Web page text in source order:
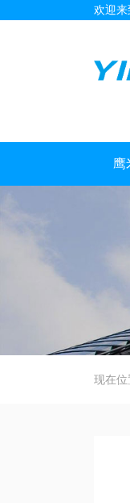
欢迎来
鹰
现在位